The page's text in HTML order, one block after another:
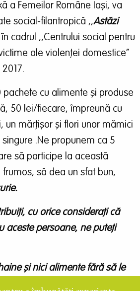
a Femeilor Române Iaşi, va
social-filantropică ,,Astăzi
în cadrul ,,Centrului social pentru
ale violenţei domestice”
pachete cu alimente şi produse
50 lei/fiecare, împreună cu
un mărţişor şi flori unor mămici
.Ne propunem ca 5
să participe la această
să dea un sfat bun,
cu orice consideraţi că
aceste persoane, ne puteţi
și nici alimente fără să le